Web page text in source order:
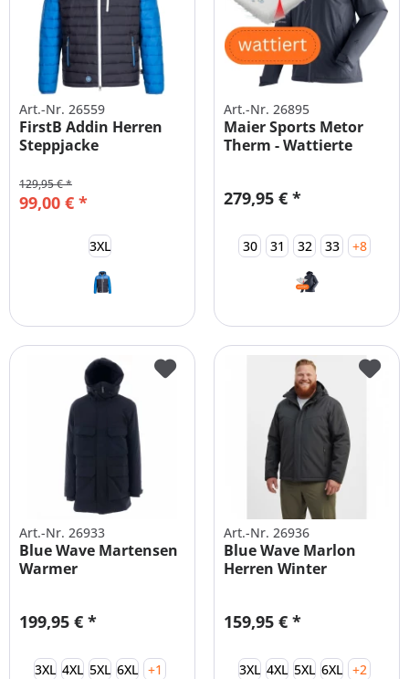
Art.-Nr. 26559
FirstB Addin Herren
Steppjacke
99,00 € *
129,95 € *
3XL
Art.-Nr. 26895
Maier Sports Metor
Therm - Wattierte
279,95 € *
30 31 32 33 +8
Art.-Nr. 26933
Blue Wave Martensen
Warmer
199,95 € *
3XL 4XL 5XL 6XL +1
Art.-Nr. 26936
Blue Wave Marlon
Herren Winter
159,95 € *
3XL 4XL 5XL 6XL +2